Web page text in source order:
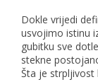
Dokle vrijedi
usvojimo istinu
gubitku sve
stekne
Šta je strpljivost